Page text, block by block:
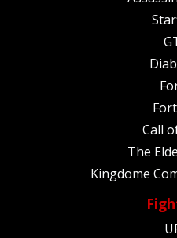
Call
The
Kingdome